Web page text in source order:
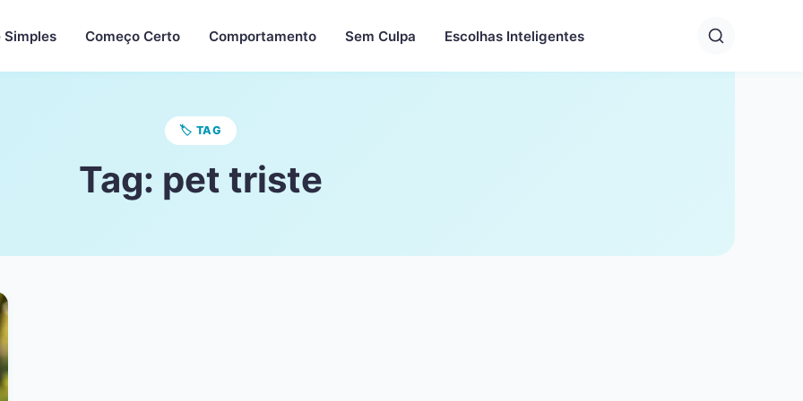
Simples Começo Certo Comportamento Sem Culpa Escolhas Inteligentes
🏷️ TAG
Tag: pet triste